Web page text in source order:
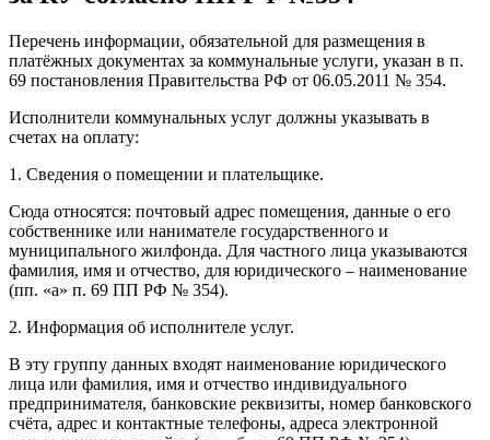
Перечень информации, обязательной для размещения в
платёжных документах за коммунальные услуги, указан в п.
69 постановления Правительства РФ от 06.05.2011 № 354.
Исполнители коммунальных услуг должны указывать в
счетах на оплату:
1. Сведения о помещении и плательщике.
Сюда относятся: почтовый адрес помещения, данные о его
собственнике или нанимателе государственного и
муниципального жилфонда. Для частного лица указываются
фамилия, имя и отчество, для юридического – наименование
(пп. «а» п. 69 ПП РФ № 354).
2. Информация об исполнителе услуг.
В эту группу данных входят наименование юридического
лица или фамилия, имя и отчество индивидуального
предпринимателя, банковские реквизиты, номер банковского
счёта, адрес и контактные телефоны, адреса электронной